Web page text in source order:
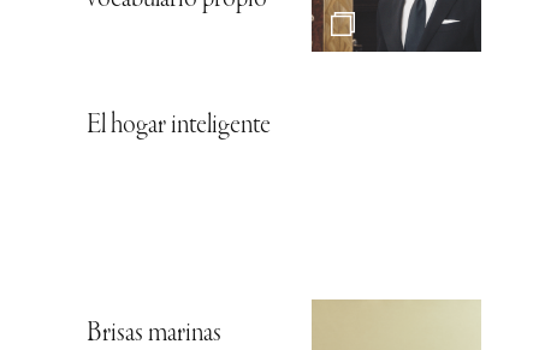
El hogar inteligente
Brisas marinas